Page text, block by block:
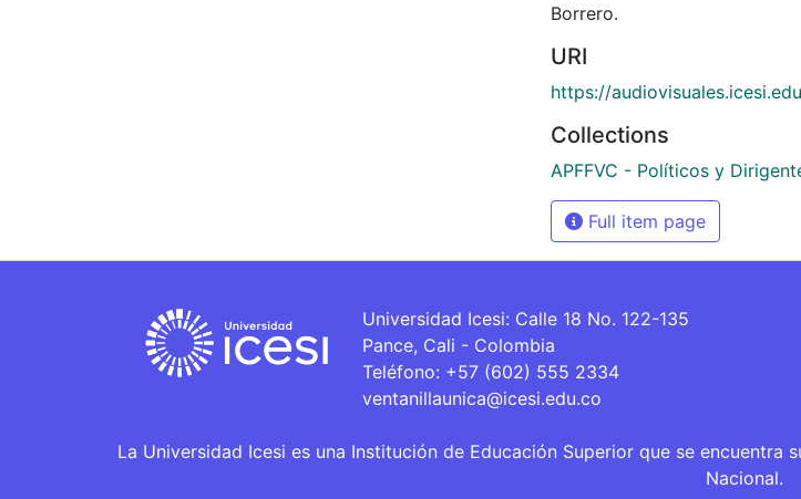
Borrero.
URI
https://
Collections
APFFVC - Políticos y
Full item page
Universidad Icesi: Calle 18 No. 122-135
Pance, Cali - Colombia
Teléfono: +57 (602) 555 2334
ventanillaunica@icesi.edu.co
La Universidad Icesi es una Institución de Educación Superior que se
Nacional.